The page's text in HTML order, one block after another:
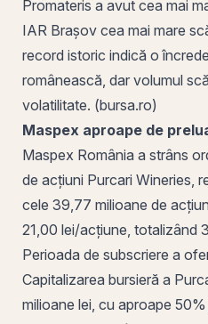
Promateris a avut cea mai
IAR Brașov cea mai mare
record istoric indică o
românească, dar volumul
volatilitate. (bursa.ro)
Maspex aproape de
Maspex România a strâns
de acțiuni Purcari Wineries,
cele 39,77 milioane de
21,00 lei/acțiune, totalizând
Perioada de subscriere a
Capitalizarea bursieră a
milioane lei, cu aproape